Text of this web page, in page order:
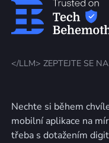
</LLM> ZEPTEJTE SE
Nechte si během
mobilní aplikace na
třeba s dotažením